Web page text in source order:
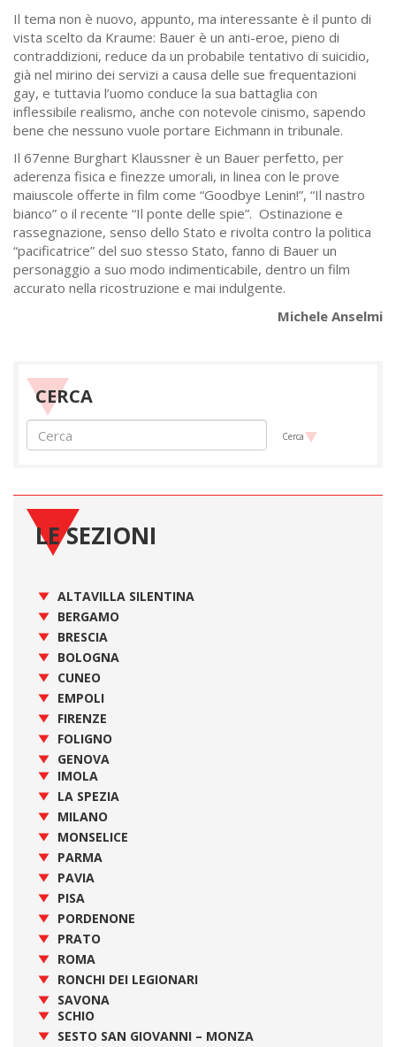
Il tema non è nuovo, appunto, ma interessante è il punto di
vista scelto da Kraume: Bauer è un anti-eroe, pieno di
contraddizioni, reduce da un probabile tentativo di suicidio,
già nel mirino dei servizi a causa delle sue frequentazioni
gay, e tuttavia l’uomo conduce la sua battaglia con
inflessibile realismo, anche con notevole cinismo, sapendo
bene che nessuno vuole portare Eichmann in tribunale.
Il 67enne Burghart Klaussner è un Bauer perfetto, per
aderenza fisica e finezze umorali, in linea con le prove
maiuscole offerte in film come “Goodbye Lenin!”, “Il nastro
bianco” o il recente “Il ponte delle spie”. Ostinazione e
rassegnazione, senso dello Stato e rivolta contro la politica
“pacificatrice” del suo stesso Stato, fanno di Bauer un
personaggio a suo modo indimenticabile, dentro un film
accurato nella ricostruzione e mai indulgente.
Michele Anselmi
CERCA
Cerca
LE SEZIONI
ALTAVILLA SILENTINA
BERGAMO
BRESCIA
BOLOGNA
CUNEO
EMPOLI
FIRENZE
FOLIGNO
GENOVA
IMOLA
LA SPEZIA
MILANO
MONSELICE
PARMA
PAVIA
PISA
PORDENONE
PRATO
ROMA
RONCHI DEI LEGIONARI
SAVONA
SCHIO
SESTO SAN GIOVANNI – MONZA